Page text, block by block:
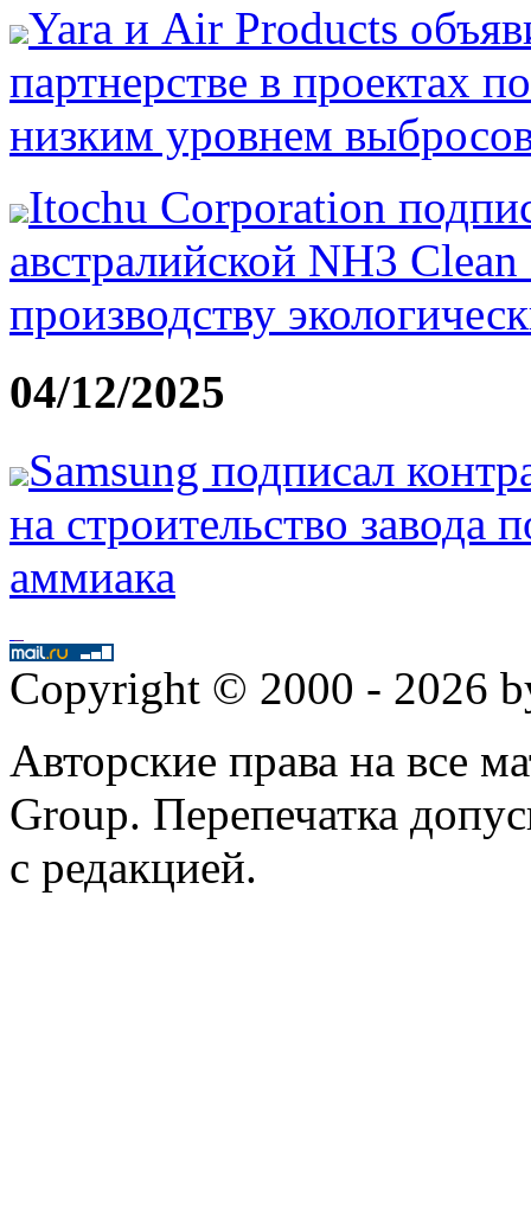
Yara и Air Products
партнерстве в проектах
низким уровнем
Itochu Corporation
австралийской NH3
производству
04/12/2025
Samsung подписал
на строительство завода
аммиака
Copyright © 2000 - 2026
Авторские права на все
Group. Перепечатка
с редакцией.